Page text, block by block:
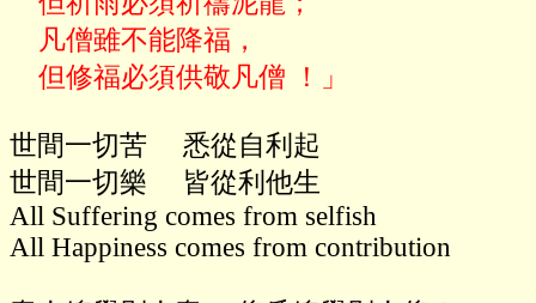
世間一切苦     悉從自利起
世間一切樂     皆從利他生
All Suffering comes from selfish
All Happiness comes from contribution